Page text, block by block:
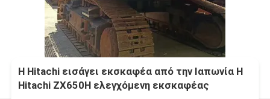
Η Hitachi εισάγει εκσκαφέα από την Ιαπωνία Η
Hitachi ZX650H ελεγχόμενη εκσκαφέας